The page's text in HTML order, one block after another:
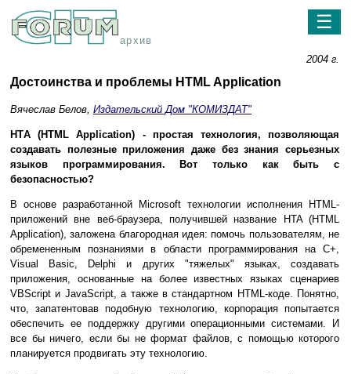
архив
☰
2004 г.
Достоинства и проблемы HTML Application
Вячеслав Белов, Издательский Дом "КОМИЗДАТ"
HTА (HTML Application) - простая технология, позволяющая
создавать полезные приложения даже без знания серьезных
языков программирования. Вот только как быть с
безопасностью?
В основе разработанной Microsoft технологии исполнения HTML-
приложений вне веб-браузера, получившей название HTA (HTML
Application), заложена благородная идея: помочь пользователям, не
обремененным познаниями в области программирования на C+,
Visual Basic, Delphi и других "тяжелых" языках, создавать
приложения, основанные на более известных языках сценариев
VBScript и JavaScript, а также в стандартном HTML-коде. Понятно,
что, запатентовав подобную технологию, корпорация попытается
обеспечить ее поддержку другими операционными системами. И
все бы ничего, если бы не формат файлов, с помощью которого
планируется продвигать эту технологию.